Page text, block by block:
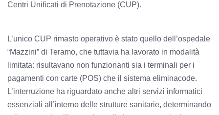
Centri Unificati di Prenotazione (CUP).
L’unico CUP rimasto operativo è stato quello dell’ospedale
“Mazzini” di Teramo, che tuttavia ha lavorato in modalità
limitata: risultavano non funzionanti sia i terminali per i
pagamenti con carte (POS) che il sistema eliminacode.
L’interruzione ha riguardato anche altri servizi informatici
essenziali all’interno delle strutture sanitarie, determinando